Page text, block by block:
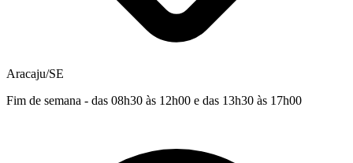
Aracaju/SE
Fim de semana - das 08h30 às 12h00 e das 13h30 às 17h00